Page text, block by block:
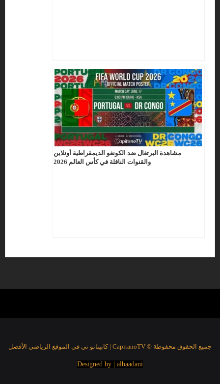
مشاهدة البرتغال ضد الكونغو الديمقراطية أونلاين
والقنوات الناقلة في كأس العالم 2026
جميع الحقوق محفوظة © CapitanoTV | كابيتانو تي في الموقع الرياضي الأفضل
Designed by | albaadani